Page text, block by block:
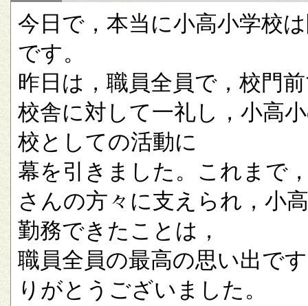
今日で，本当に小高小学校
です。
昨日は，職員全員で，校門
校舎に対して一礼し，小高
校としての活動に
幕を引きました。これまで
さんの方々に支えられ，小
勤務できたことは，
職員全員の最高の思い出で
りがとうございました。